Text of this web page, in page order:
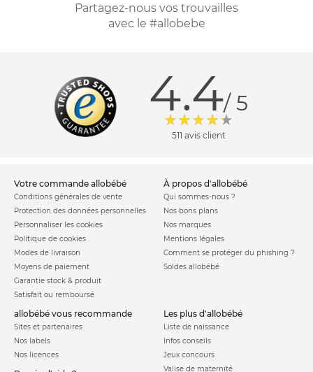
Partagez-nous vos trouvailles
avec le #allobebe
4.4/ 5
511 avis client
votre commande allobébé
Conditions générales de vente
Protection des données personnelles
Personnaliser les cookies
Politique de cookies
Modes de livraison
Moyens de paiement
Garantie stock & produit
Satisfait ou remboursé
à propos d'allobébé
Qui sommes-nous ?
Nos bons plans
Nos marques
Mentions légales
Comment se protéger du phishing ?
Soldes allobébé
allobébé vous recommande
Sites et partenaires
Nos labels
Nos licences
les plus d'allobébé
Liste de naissance
Infos conseils
Jeux concours
Valise de maternité